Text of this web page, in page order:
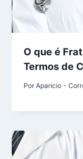
O que é
Termos de
PorAparicio -